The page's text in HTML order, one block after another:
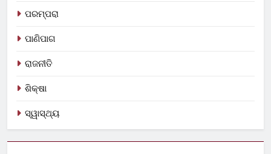
ପରମ୍ପରା
ପାଣିପାଗ
ରାଜନୀତି
ଶିକ୍ଷା
ସ୍ୱାସ୍ଥ୍ୟ